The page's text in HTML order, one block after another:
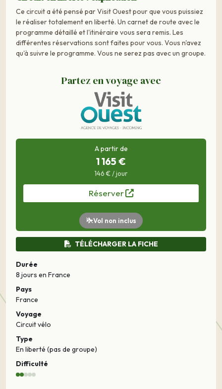
Ce circuit a été pensé par Visit Ouest pour que vous puissiez
le réaliser totalement en liberté. Un carnet de route avec le
programme détaillé et l'itinéraire vous sera remis. Les
différentes réservations sont faites pour vous. Vous n'avez
qu'à suivre le programme. Vous ne serez pas avec un groupe.
Partez en voyage avec
A partir de
1 165 €
146 € / jour
Réserver
Vol non inclus
TÉLÉCHARGER LA FICHE
Durée
8 jours en France
Pays
France
Voyage
Circuit vélo
Type
En liberté (pas de groupe)
Difficulté